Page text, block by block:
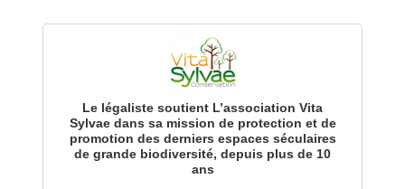
Le légaliste soutient L’association Vita
Sylvae dans sa mission de protection et de
promotion des derniers espaces séculaires
de grande biodiversité, depuis plus de 10
ans